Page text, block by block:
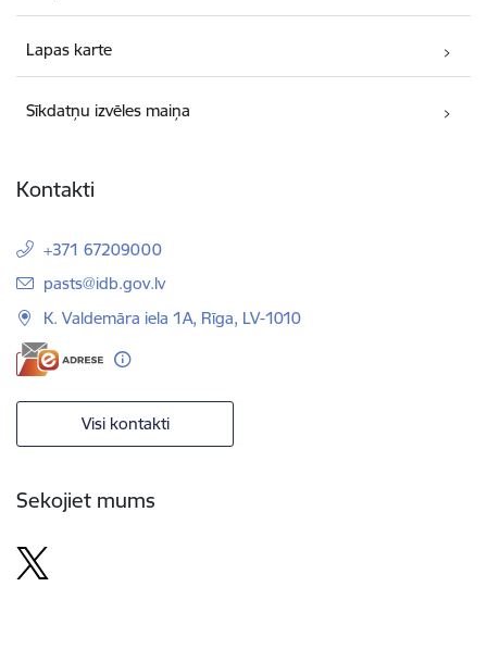
Lapas karte
Sīkdatņu izvēles maiņa
Kontakti
+371 67209000
E-pasts:
pasts@idb.gov.lv
K. Valdemāra iela 1A, Rīga, LV-1010
Visi kontakti
Sekojiet mums